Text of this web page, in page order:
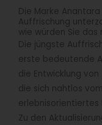
Die Marke
Auffrischung
wie würden Sie
Die jüngste
erste bedeutende
die Entwicklung
die sich nahtlos
erlebnisorientiertes
Zu den